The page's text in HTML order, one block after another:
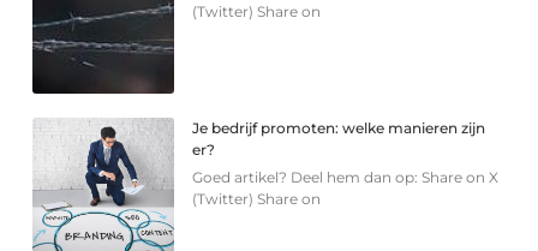
(Twitter) Share on
Je bedrijf promoten: welke manieren zijn
er?
Goed artikel? Deel hem dan op: Share on X
(Twitter) Share on